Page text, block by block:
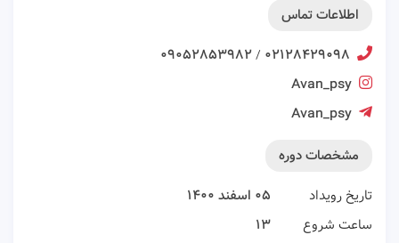
اطلاعات تماس
۰۲۱۲۸۴۲۹۰۹۸ /۰۹۰۵۲۸۵۳۹۸۲
Avan_psy
Avan_psy
مشخصات دوره
تاریخ رویداد
۰۵ اسفند ۱۴۰۰
ساعت شروع
۱۳